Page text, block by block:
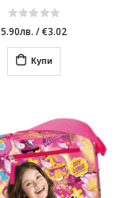
5.90лв. /€3.02
Купи